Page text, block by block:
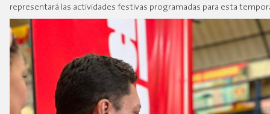
representará las actividades festivas programadas para esta